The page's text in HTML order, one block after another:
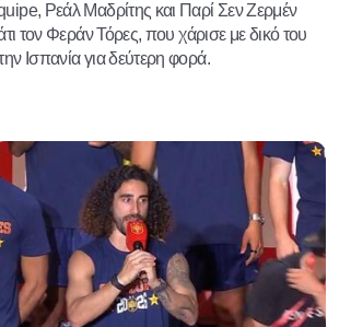
Ρεάλ Μαδρίτης και Παρί Σεν Ζερμέν
τον Φεράν Τόρες, που χάρισε με δικό του
Ισπανία για δεύτερη φορά.